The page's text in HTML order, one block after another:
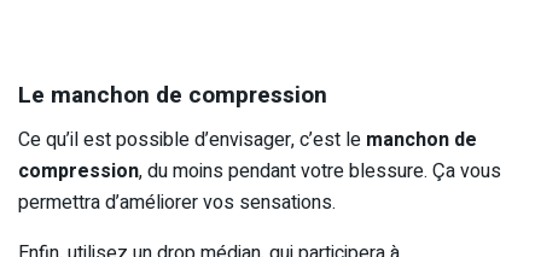
Le manchon de compression
Ce qu’il est possible d’envisager, c’est le manchon de
compression, du moins pendant votre blessure. Ça vous
permettra d’améliorer vos sensations.